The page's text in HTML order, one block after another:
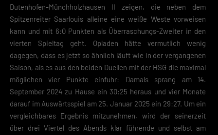
Dutenhofen-Münchholzhausen II zeigen, die neben dem
Spitzenreiter Saarlouis alleine eine weiße Weste vorweisen
kann und mit 6:0 Punkten als Überraschungs-Zweiter in den
vierten Spieltag geht. Opladen hätte vermutlich wenig
dagegen, dass es jetzt so ähnlich läuft wie in der vergangenen
Saison, als es aus den beiden Duellen mit der HSG die maximal
möglichen vier Punkte einfuhr: Damals sprang am 14.
September 2024 zu Hause ein 30:25 heraus und vier Monate
darauf im Auswärtsspiel am 25. Januar 2025 ein 29:27. Um ein
vergleichbares Ergebnis mitzunehmen, wird der seinerzeit
über drei Viertel des Abends klar führende und selbst am